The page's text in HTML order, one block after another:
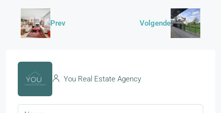
Prev Volgende
You Real Estate Agency